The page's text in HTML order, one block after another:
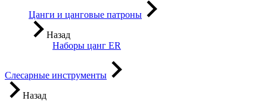
Цанги и цанговые патроны
Назад
Наборы цанг ER
Слесарные инструменты
Назад